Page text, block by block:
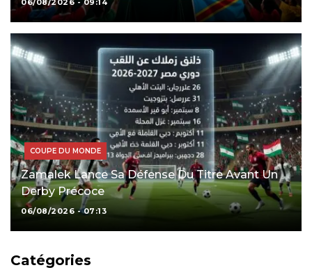
06/08/2026 - 09:14
COUPE DU MONDE
Zamalek Lance Sa Défense Du Titre Avant Un
Derby Précoce
06/08/2026 - 07:13
Catégories